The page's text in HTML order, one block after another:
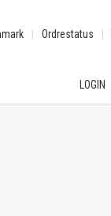
Ordrestatus
LOGIN